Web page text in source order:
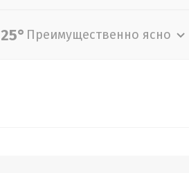
25° Преимущественно ясно